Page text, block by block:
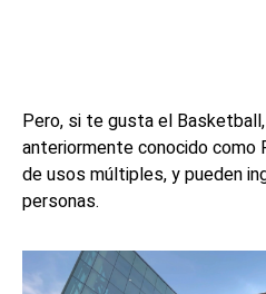
Pero, si te gusta el
anteriormente conocido como
de usos múltiples, y pueden
personas.